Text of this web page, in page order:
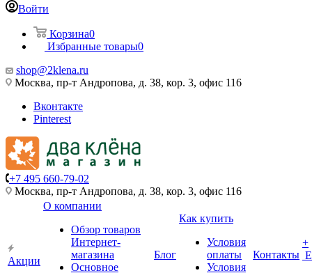
Войти
Корзина0
Избранные товары0
shop@2klena.ru
Москва, пр-т Андропова, д. 38, кор. 3, офис 116
Вконтакте
Pinterest
+7 495 660-79-02
Москва, пр-т Андропова, д. 38, кор. 3, офис 116
Акции
О компании
Обзор товаров
Интернет-
магазина
Основное
Блог
Как купить
Условия
оплаты
Условия
Контакты
+